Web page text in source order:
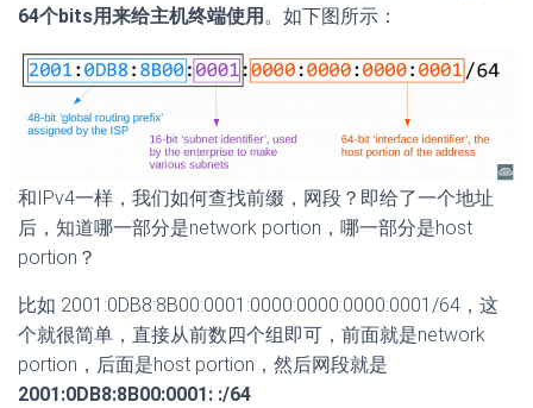
64个bits用来给主机终端使用 。如下图所示：
和IPv4一样，我们如何查找前缀，网段？即给了一个地址
后，知道哪一部分是network portion，哪一部分是host
portion？
比如 2001:0DB8:8B00:0001:0000:0000:0000:0001/64，这
个就很简单，直接从前数四个组即可，前面就是network
portion，后面是host portion，然后网段就是
2001:0DB8:8B00:0001: :/64